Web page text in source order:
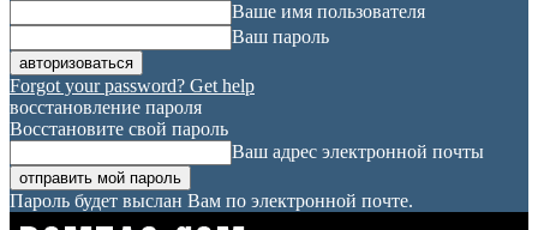
Ваше имя пользователя
Ваш пароль
Forgot your password? Get help
восстановление пароля
Восстановите свой пароль
Ваш адрес электронной почты
Пароль будет выслан Вам по электронной почте.